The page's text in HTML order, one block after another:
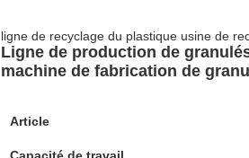
ligne de recyclage du plastique usine de
Ligne de production de
machine de fabrication de
Article